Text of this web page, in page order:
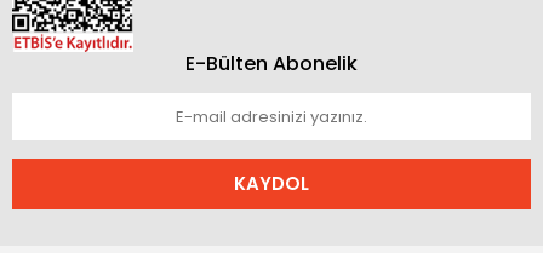
E-Bülten Abonelik
KAYDOL